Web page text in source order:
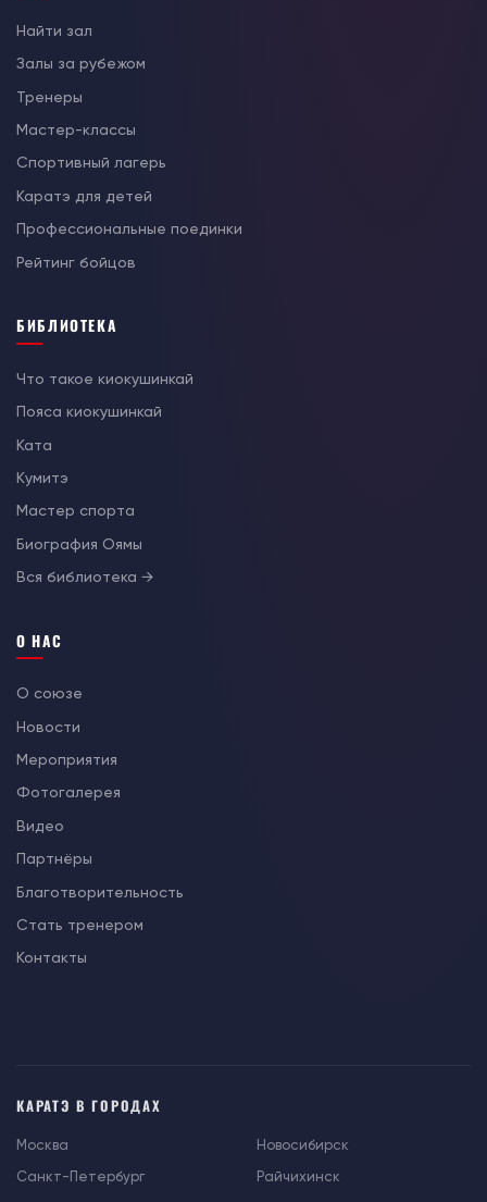
Найти зал
Залы за рубежом
Тренеры
Мастер-классы
Спортивный лагерь
Каратэ для детей
Профессиональные поединки
Рейтинг бойцов
БИБЛИОТЕКА
Что такое киокушинкай
Пояса киокушинкай
Ката
Кумитэ
Мастер спорта
Биография Оямы
Вся библиотека →
О НАС
О союзе
Новости
Мероприятия
Фотогалерея
Видео
Партнёры
Благотворительность
Стать тренером
Контакты
КАРАТЭ В ГОРОДАХ
Москва
Санкт-Петербург
Новосибирск
Райчихинск